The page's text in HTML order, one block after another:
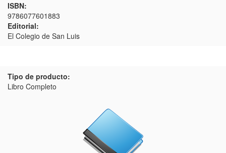
ISBN:
9786077601883
Editorial:
El Colegio de San Luis
Tipo de producto:
Libro Completo